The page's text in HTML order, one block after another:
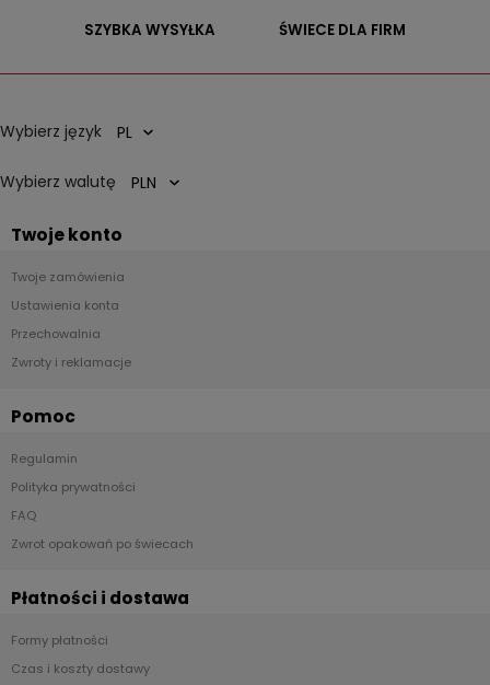
SZYBKA WYSYŁKA ŚWIECE DLA FIRM
Wybierz język
Wybierz walutę
Twoje konto
Twoje zamówienia
Ustawienia konta
Przechowalnia
Zwroty i reklamacje
Pomoc
Regulamin
Polityka prywatności
FAQ
Zwrot opakowań po świecach
Płatności i dostawa
Formy płatności
Czas i koszty dostawy